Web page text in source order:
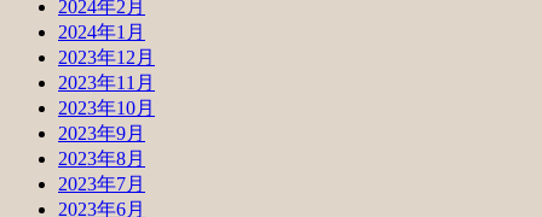
2024年2月
2024年1月
2023年12月
2023年11月
2023年10月
2023年9月
2023年8月
2023年7月
2023年6月